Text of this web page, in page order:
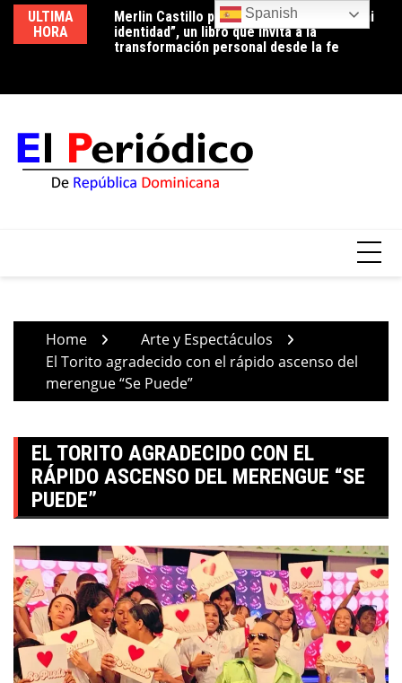
Skip
content
ULTIMA
HORA
llama a
a dejar el
Merlin Castillo presenta “Descubriendo mi
identidad”, un libro que invita a la
transformación personal desde la fe
Home
Arte y Espectáculos
El Torito agradecido con el rápido ascenso del
merengue “Se Puede”
EL TORITO AGRADECIDO CON EL
RÁPIDO ASCENSO DEL MERENGUE “SE
PUEDE”
Spanish